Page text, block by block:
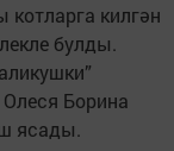
котларга килгән
булды.
Борина
ясады.